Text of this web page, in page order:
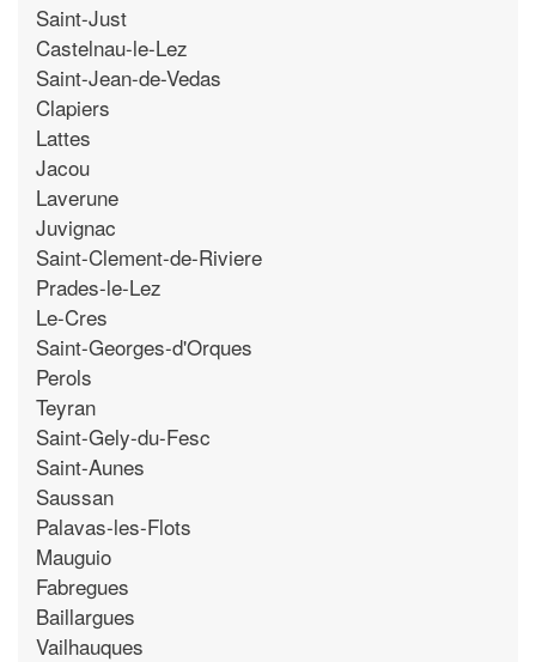
Saint-Just
Castelnau-le-Lez
Saint-Jean-de-Vedas
Clapiers
Lattes
Jacou
Laverune
Juvignac
Saint-Clement-de-Riviere
Prades-le-Lez
Le-Cres
Saint-Georges-d'Orques
Perols
Teyran
Saint-Gely-du-Fesc
Saint-Aunes
Saussan
Palavas-les-Flots
Mauguio
Fabregues
Baillargues
Vailhauques